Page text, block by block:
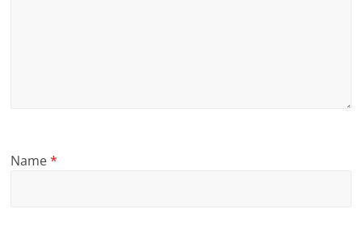
Name*